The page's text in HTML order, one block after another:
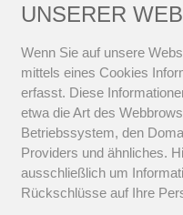
UNSERER
Wenn Sie auf unsere
mittels eines Cookies
erfasst. Diese
etwa die Art des
Betriebssystem, den
Providers und ähnliches.
ausschließlich um
Rückschlüsse auf Ihre